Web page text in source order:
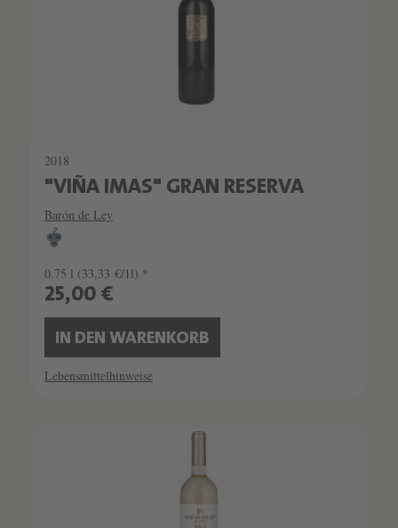
2018
"VIÑA IMAS" GRAN RESERVA
Barón de Ley
0.75 l (33,33 €/1l) *
25,00 €
IN DEN WARENKORB
Lebensmittelhinweise